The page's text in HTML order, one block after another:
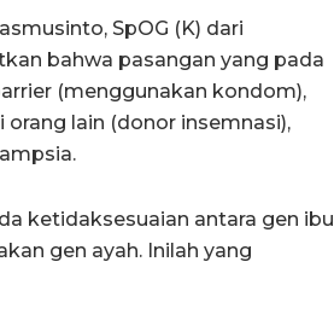
SpOG (K) dari
bahwa pasangan yang pada
(menggunakan kondom),
lain (donor insemnasi),
ketidaksesuaian antara gen ibu
gen ayah. Inilah yang